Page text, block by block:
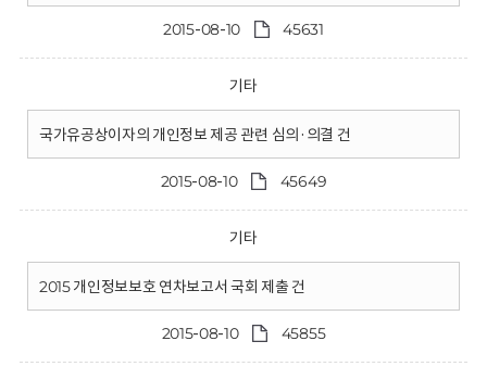
2015-08-10 45631
기타
국가유공상이자의 개인정보 제공 관련 심의·의결 건
2015-08-10 45649
기타
2015 개인정보보호 연차보고서 국회 제출 건
2015-08-10 45855